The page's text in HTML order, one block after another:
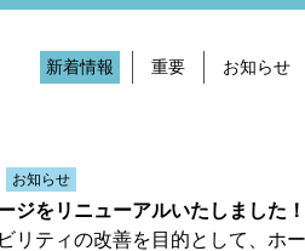
新着情報 重要 お知らせ
お知らせ
ジをリニューアルいたしました！
リティの改善を目的として、ホ